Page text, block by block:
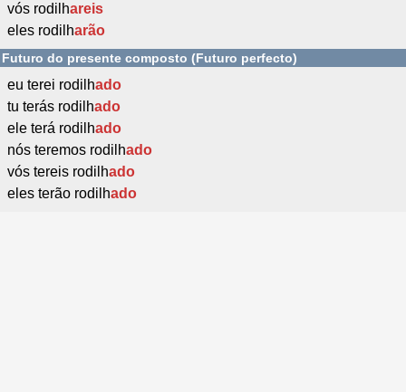
vós rodilhareis
eles rodilharão
Futuro do presente composto (Futuro perfecto)
eu terei rodilhado
tu terás rodilhado
ele terá rodilhado
nós teremos rodilhado
vós tereis rodilhado
eles terão rodilhado